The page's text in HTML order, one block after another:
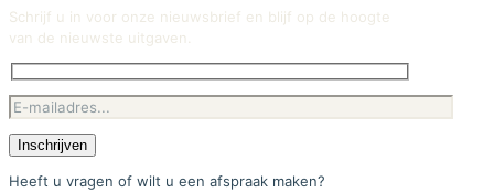
Schrijf u in voor onze nieuwsbrief en blijf op de hoogte
van de nieuwste uitgaven.
Heeft u vragen of wilt u een afspraak maken?